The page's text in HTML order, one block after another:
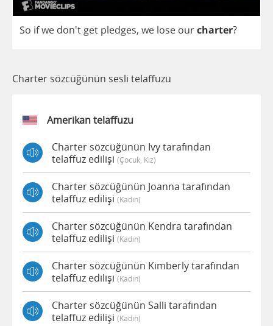
So ifwe don't get pledges, we lose ourcharter?
Charter sözcüğünün sesli telaffuzu
Amerikan telaffuzu
Charter sözcüğünün Ivy tarafından
telaffuz edilişi (çocuk, Kız)
Charter sözcüğünün Joanna tarafından
telaffuz edilişi (kadın)
Charter sözcüğünün Kendra tarafından
telaffuz edilişi (kadın)
Charter sözcüğünün Kimberly tarafından
telaffuz edilişi (kadın)
Charter sözcüğünün Salli tarafından
telaffuz edilişi (kadın)